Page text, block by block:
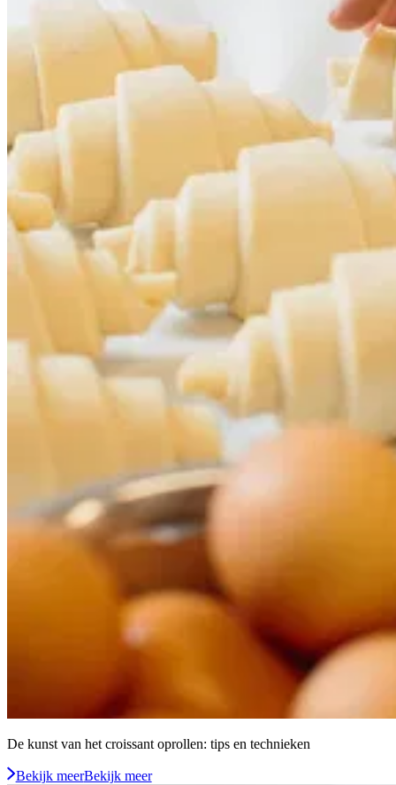
De kunst van het croissant oprollen: tips en technieken
Bekijk meerBekijk meer